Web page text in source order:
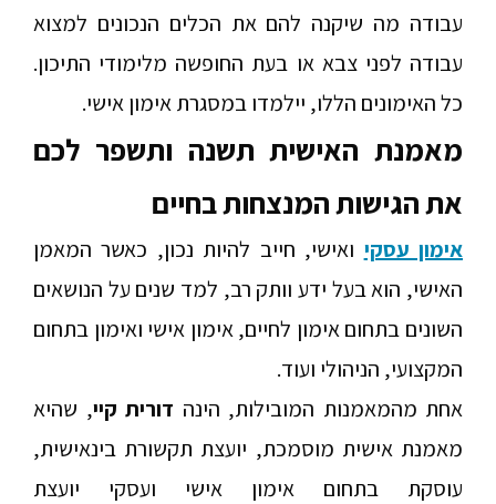
עבודה מה שיקנה להם את הכלים הנכונים למצוא
עבודה לפני צבא או בעת החופשה מלימודי התיכון.
כל האימונים הללו, יילמדו במסגרת אימון אישי.
מאמנת האישית תשנה ותשפר לכם
את הגישות המנצחות בחיים
אימון עסקי ואישי, חייב להיות נכון, כאשר המאמן
האישי, הוא בעל ידע וותק רב, למד שנים על הנושאים
השונים בתחום אימון לחיים, אימון אישי ואימון בתחום
המקצועי, הניהולי ועוד.
אחת מהמאמנות המובילות, הינה דורית קיי, שהיא
מאמנת אישית מוסמכת, יועצת תקשורת בינאישית,
עוסקת בתחום אימון אישי ועסקי יועצת